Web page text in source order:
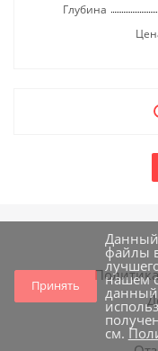
Глубина
Принять
Данный
файлы
нашем
данный
см.